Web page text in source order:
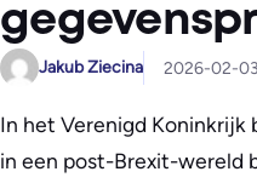
Jakub Ziecina 2026-02-03
In het Verenigd
in een post-Brexit-wereld